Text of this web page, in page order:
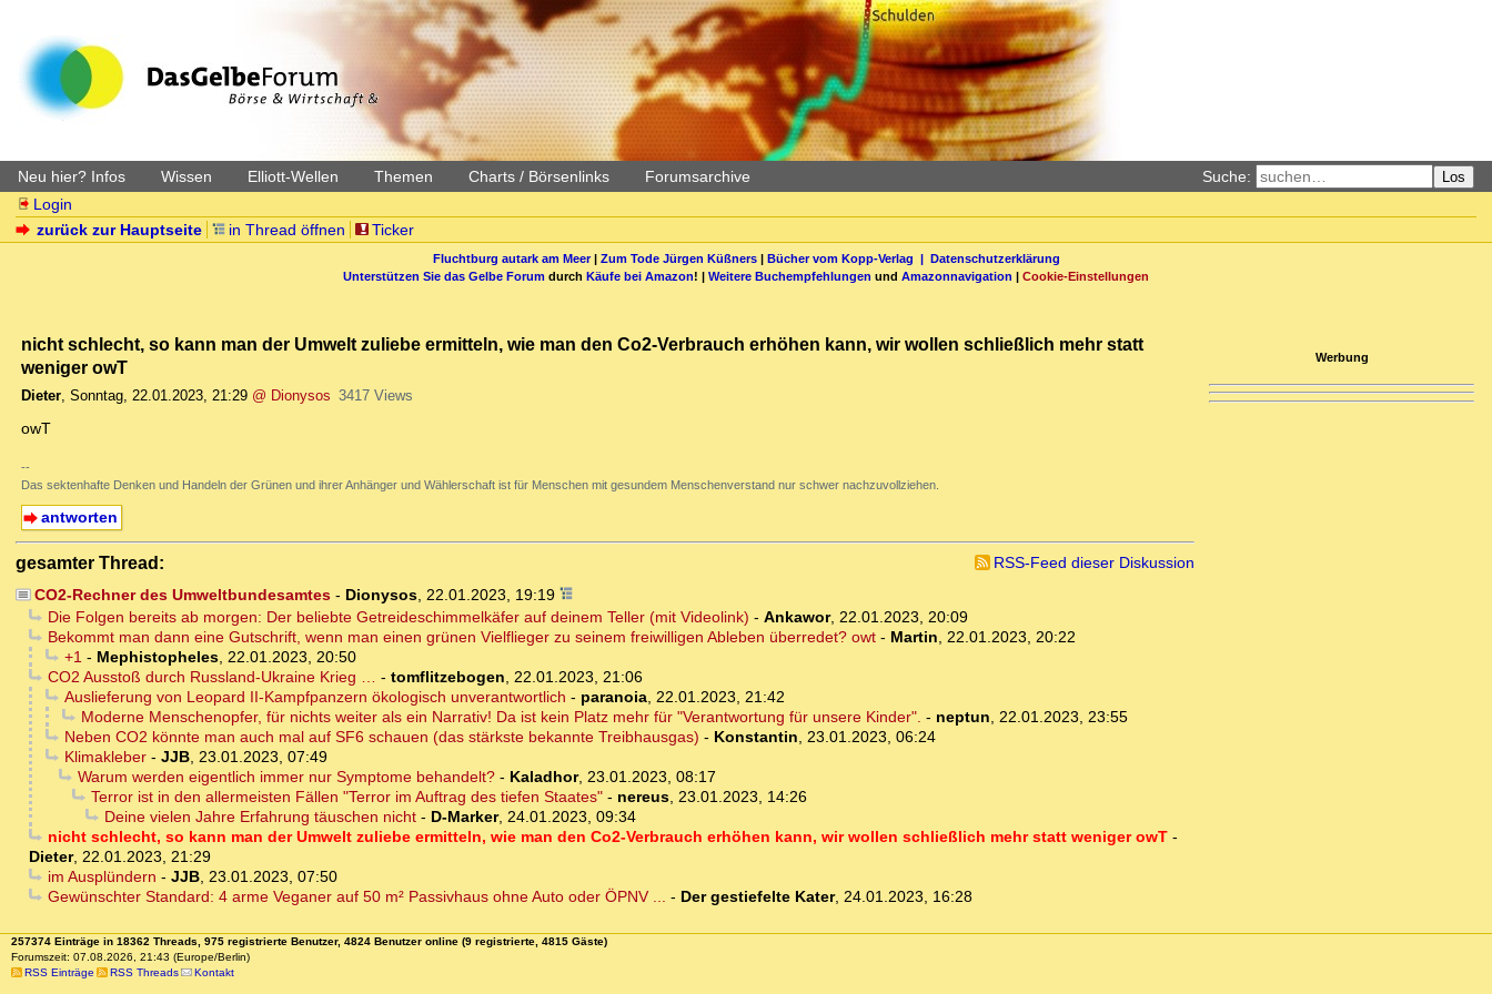
Neu hier? Infos Wissen Elliott-Wellen Themen Charts / Börsenlinks Forumsarchive Suche: Los
Login
zurück zur Hauptseite
in Thread öffnen Ticker
Fluchtburg autark am Meer| Zum Tode Jürgen Küßners| Bücher vom Kopp-Verlag | Datenschutzerklärung
Unterstützen Sie das Gelbe Forum durch Käufe bei Amazon! | Weitere Buchempfehlungen und Amazonnavigation | Cookie-Einstellungen
nicht schlecht, so kann man der Umwelt zuliebe ermitteln, wie man den Co2-Verbrauch erhöhen kann, wir wollen schließlich mehr statt
weniger owT
Dieter, Sonntag, 22.01.2023, 21:29 @ Dionysos 3417 Views
owT
--
Das sektenhafte Denken und Handeln der Grünen und ihrer Anhänger und Wählerschaft ist für Menschen mit gesundem Menschenverstand nur schwer nachzuvollziehen.
antworten
gesamter Thread:
RSS-Feed dieser Diskussion
CO2-Rechner des Umweltbundesamtes- Dionysos, 22.01.2023, 19:19
Die Folgen bereits ab morgen: Der beliebte Getreideschimmelkäfer auf deinem Teller (mit Videolink) - Ankawor, 22.01.2023, 20:09
Bekommt man dann eine Gutschrift, wenn man einen grünen Vielflieger zu seinem freiwilligen Ableben überredet? owt- Martin, 22.01.2023, 20:22
+1- Mephistopheles, 22.01.2023, 20:50
CO2 Ausstoß durch Russland-Ukraine Krieg … - tomflitzebogen, 22.01.2023, 21:06
Auslieferung von Leopard II-Kampfpanzern ökologisch unverantwortlich - paranoia, 22.01.2023, 21:42
Moderne Menschenopfer, für nichts weiter als ein Narrativ! Da ist kein Platz mehr für "Verantwortung für unsere Kinder". - neptun, 22.01.2023, 23:55
Neben CO2 könnte man auch mal auf SF6 schauen (das stärkste bekannte Treibhausgas) - Konstantin, 23.01.2023, 06:24
Klimakleber- JJB, 23.01.2023, 07:49
Warum werden eigentlich immer nur Symptome behandelt?- Kaladhor, 23.01.2023, 08:17
Terror ist in den allermeisten Fällen "Terror im Auftrag des tiefen Staates"- nereus, 23.01.2023, 14:26
Deine vielen Jahre Erfahrung täuschen nicht- D-Marker, 24.01.2023, 09:34
nicht schlecht, so kann man der Umwelt zuliebe ermitteln, wie man den Co2-Verbrauch erhöhen kann, wir wollen schließlich mehr statt weniger owT-
Dieter, 22.01.2023, 21:29
im Ausplündern - JJB, 23.01.2023, 07:50
Gewünschter Standard: 4 arme Veganer auf 50 m² Passivhaus ohne Auto oder ÖPNV ... - Der gestiefelte Kater, 24.01.2023, 16:28
Werbung
257374 Einträge in 18362 Threads, 975 registrierte Benutzer, 4824 Benutzer online (9 registrierte, 4815 Gäste)
Forumszeit: 07.08.2026, 21:43 (Europe/Berlin)
RSS Einträge
RSS Threads Kontakt